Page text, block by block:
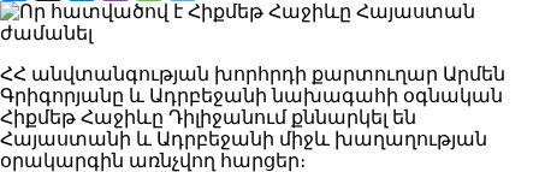
ՀՀ անվտանգության խորհրդի քարտուղար Արմեն
Գրիգորյանը և Ադրբեջանի նախագահի օգնական
Հիքմեթ Հաջիևը Դիլիջանում քննարկել են
Հայաստանի և Ադրբեջանի միջև խաղաղության
օրակարգին առնչվող հարցեր։